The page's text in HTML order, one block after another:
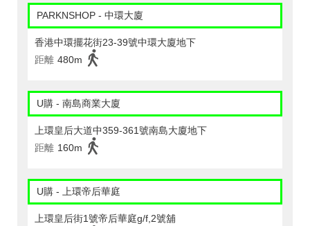
PARKNSHOP - 中環大廈
香港中環擺花街23-39號中環大廈地下
距離 480m
U購 - 南島商業大廈
上環皇后大道中359-361號南島大廈地下
距離 160m
U購 - 上環帝后華庭
上環皇后街1號帝后華庭g/f,2號舖